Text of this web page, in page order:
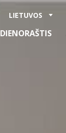
LIETUVOS
DIENORAŠTIS